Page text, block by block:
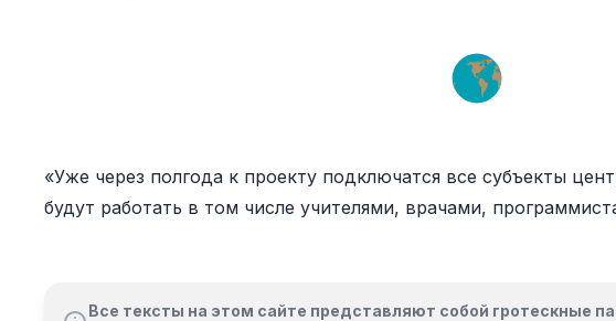
«Уже через полгода к проекту подключатся все субъекты
будут работать в том числе учителями, врачами,
Все тексты на этом сайте представляют собой гротескные